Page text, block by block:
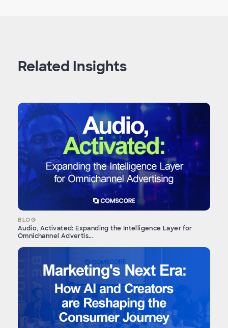
Related Insights
BLOG
Audio, Activated: Expanding the Intelligence Layer for
Omnichannel Advertis...